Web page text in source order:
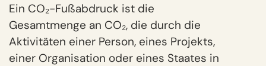
Ein CO₂-Fußabdruck ist die
Gesamtmenge an CO₂, die durch die
Aktivitäten einer Person, eines Projekts,
einer Organisation oder eines Staates in